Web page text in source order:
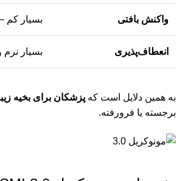
واکنش بافتی بسیار کم
انعطاف‌پذیری بسیار
به همین دلایل است که پزشکان برای بخیه
برجسته یا فرورفته.